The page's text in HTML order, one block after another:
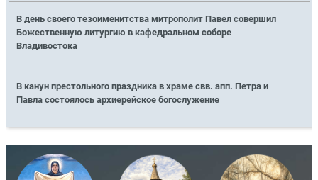
В день своего тезоименитства митрополит Павел совершил
Божественную литургию в кафедральном соборе
Владивостока
В канун престольного праздника в храме свв. апп. Петра и
Павла состоялось архиерейское богослужение